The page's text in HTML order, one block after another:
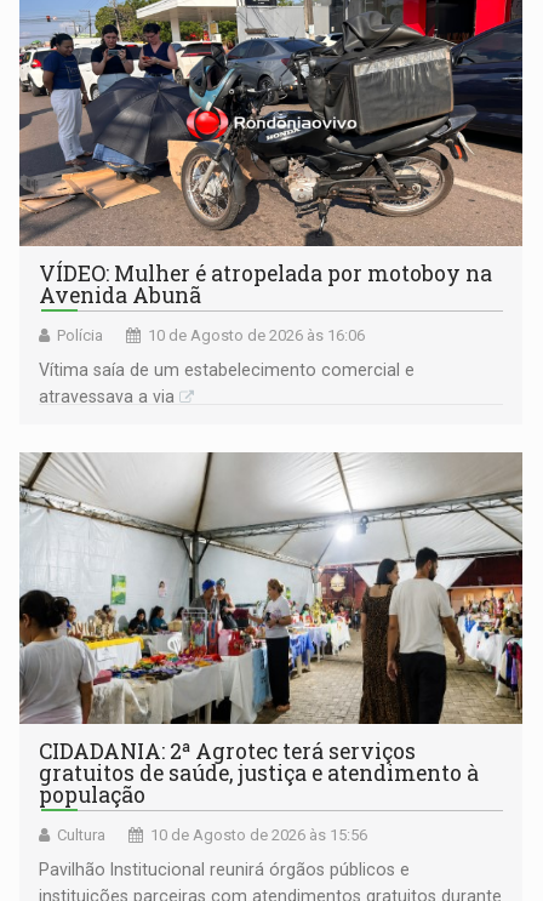
VÍDEO: Mulher é atropelada por motoboy na
Avenida Abunã
Polícia 10 de Agosto de 2026 às 16:06
Vítima saía de um estabelecimento comercial e
atravessava a via
CIDADANIA: 2ª Agrotec terá serviços
gratuitos de saúde, justiça e atendimento à
população
Cultura 10 de Agosto de 2026 às 15:56
Pavilhão Institucional reunirá órgãos públicos e
instituições parceiras com atendimentos gratuitos durante